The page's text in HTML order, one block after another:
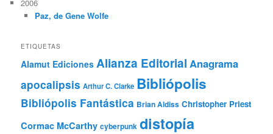
2006
Paz, de Gene Wolfe
ETIQUETAS
Alamut Ediciones Alianza Editorial Anagrama
apocalipsis Arthur C. Clarke Bibliópolis
Bibliópolis Fantástica Brian Aldiss Christopher Priest
Cormac McCarthy cyberpunk distopía